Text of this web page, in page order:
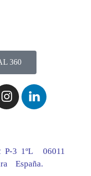
360
P-3 1ºL 06011
España.